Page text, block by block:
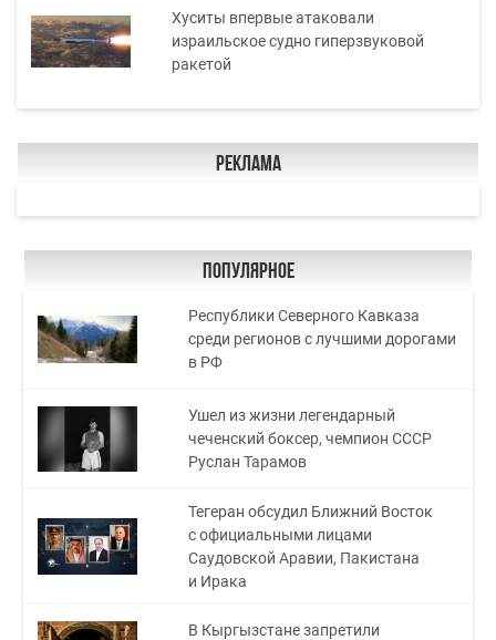
Хуситы впервые атаковали
израильское судно гиперзвуковой
ракетой
Реклама
Популярное
Республики Северного Кавказа
среди регионов с лучшими дорогами
в РФ
Ушел из жизни легендарный
чеченский боксер, чемпион СССР
Руслан Тарамов
Тегеран обсудил Ближний Восток
с официальными лицами
Саудовской Аравии, Пакистана
и Ирака
В Кыргызстане запретили